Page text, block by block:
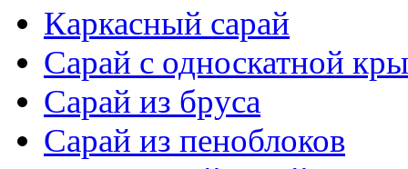
Каркасный сарай
Сарай с односкатной
Сарай из бруса
Сарай из пеноблоков